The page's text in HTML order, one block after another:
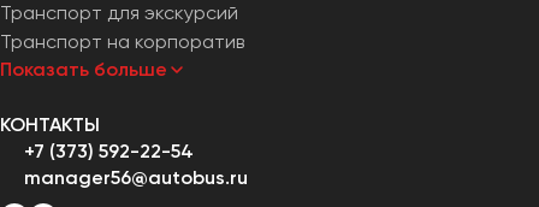
Транспорт для экскурсий
Транспорт на корпоратив
Показать больше
КОНТАКТЫ
+7 (373) 592-22-54
manager56@autobus.ru